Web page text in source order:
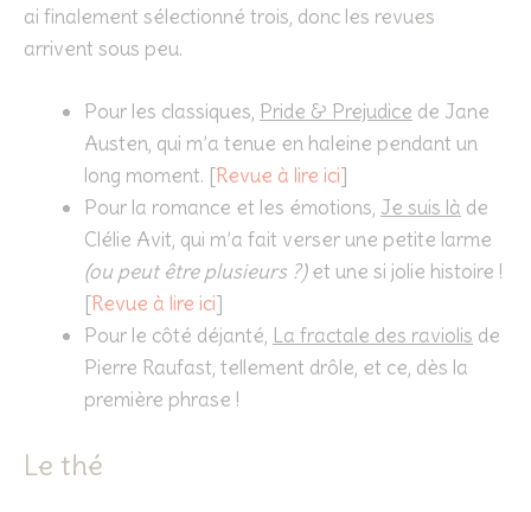
ai finalement sélectionné trois, donc les revues
arrivent sous peu.
Pour les classiques, Pride & Prejudice de Jane
Austen, qui m’a tenue en haleine pendant un
long moment. [Revue à lire ici]
Pour la romance et les émotions, Je suis là de
Clélie Avit, qui m’a fait verser une petite larme
(ou peut être plusieurs ?)et une si jolie histoire !
[Revue à lire ici]
Pour le côté déjanté, La fractale des raviolis de
Pierre Raufast, tellement drôle, et ce, dès la
première phrase !
Le thé